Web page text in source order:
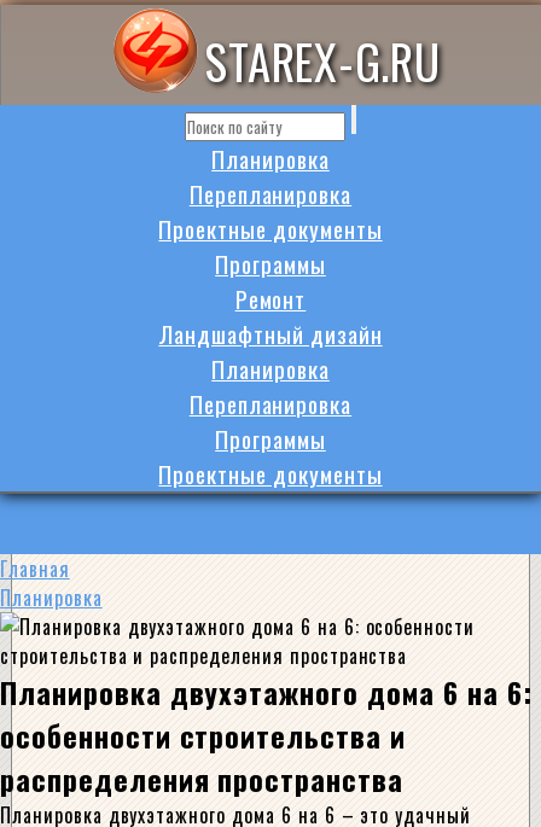
STAREX-G.RU
Планировка
Перепланировка
Проектные документы
Программы
Ремонт
Ландшафтный дизайн
Планировка
Перепланировка
Программы
Проектные документы
Главная
Планировка
Планировка двухэтажного дома 6 на 6:
особенности строительства и
распределения пространства
Планировка двухэтажного дома 6 на 6 – это удачный